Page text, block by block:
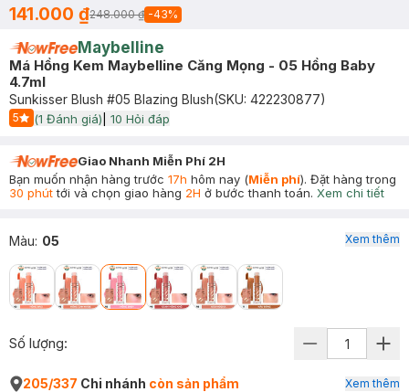
141.000 ₫248.000 ₫ -43%
Maybelline
Má Hồng Kem Maybelline Căng Mọng - 05 Hồng Baby
4.7ml
Sunkisser Blush #05 Blazing Blush(SKU: 422230877)
5
Start Icon
(1 Đánh giá) 10 Hỏi đáp
Giao Nhanh Miễn Phí 2H
Bạn muốn nhận hàng trước 17h hôm nay (Miễn phí). Đặt hàng trong
30 phúttới và chọn giao hàng 2H ở bước thanh toán. Xem chi tiết
Màu: 05 Xem thêm
Số lượng:
205/337 Chi nhánh còn sản phẩm Xem thêm